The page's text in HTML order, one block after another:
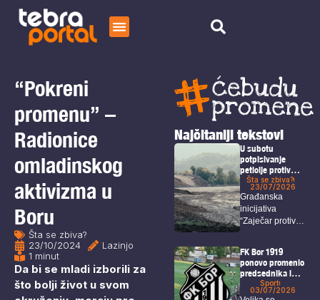
“Pokreni
promenu” –
Radionice
omladinskog
aktivizma u
Boru
Šta se zbiva?
23/10/2024
Lazinjo
1 minut
Da bi se mladi izborili za
što bolji život u svom
Najčitaniji tekstovi
U subotu
potpisivanje
peticije protiv
potencijalnog
štetnog
rudarenja
nadomak
Zaječara
Šta se zbiva?
23/07/2026
Građanska
inicijativa
“Zaječar protiv
selim”...
FK Bor 1919
ponovo promenio
predsednika i
rukovodstvo
kluba
Sport
03/07/2026